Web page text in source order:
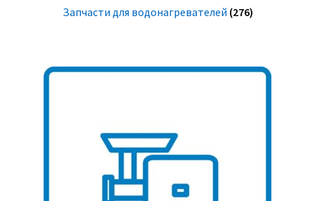
Запчасти для водонагревателей (276)